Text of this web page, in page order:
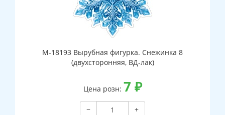
М-18193 Вырубная фигурка. Снежинка 8
(двухсторонняя, ВД-лак)
Цена розн: 7 ₽
−
+